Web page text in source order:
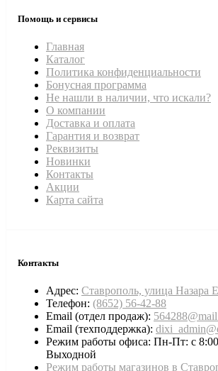
Помощь и сервисы
Главная
Каталог
Политика конфиденциальности
Бонусная программа
Не нашли в наличии, что искали?
О компании
Доставка и оплата
Гарантия и возврат
Реквизиты
Новинки
Контакты
Акции
Карта сайта
Контакты
Адрес: Ставрополь, улица Назара
Телефон: (8652) 56-42-88
Email (отдел продаж):
Email (техподдержка):
Режим работы офиса: Пн-Пт: с
Выходной
Режим работы магазинов в